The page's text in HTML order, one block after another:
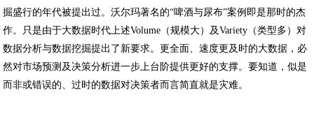
掘盛行的年代被提出过。沃尔玛著名的“啤酒与尿布”案例即是那时的杰
作。只是由于大数据时代上述Volume（规模大）及Variety（类型多）对
数据分析与数据挖掘提出了新要求。更全面、速度更及时的大数据，必
然对市场预测及决策分析进一步上台阶提供更好的支撑。要知道，似是
而非或错误的、过时的数据对决策者而言简直就是灾难。